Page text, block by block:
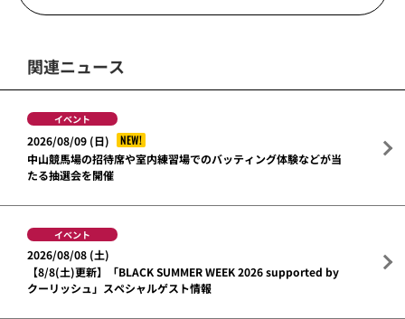
関連ニュース
イベント
2026/08/09 (日)
NEW!
中山競馬場の招待席や室内練習場でのバッティング体験などが当
たる抽選会を開催
イベント
2026/08/08 (土)
【8/8(土)更新】「BLACK SUMMER WEEK 2026 supported by
クーリッシュ」スペシャルゲスト情報